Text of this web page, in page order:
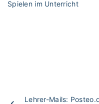
Spielen im Unterricht
Lehrer-Mails: